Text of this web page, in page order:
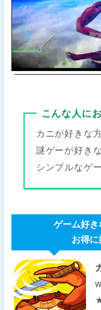
こんな人に
カニが好きな方
謎ゲーが好き
シンプルなゲ
ゲーム好き
お得に